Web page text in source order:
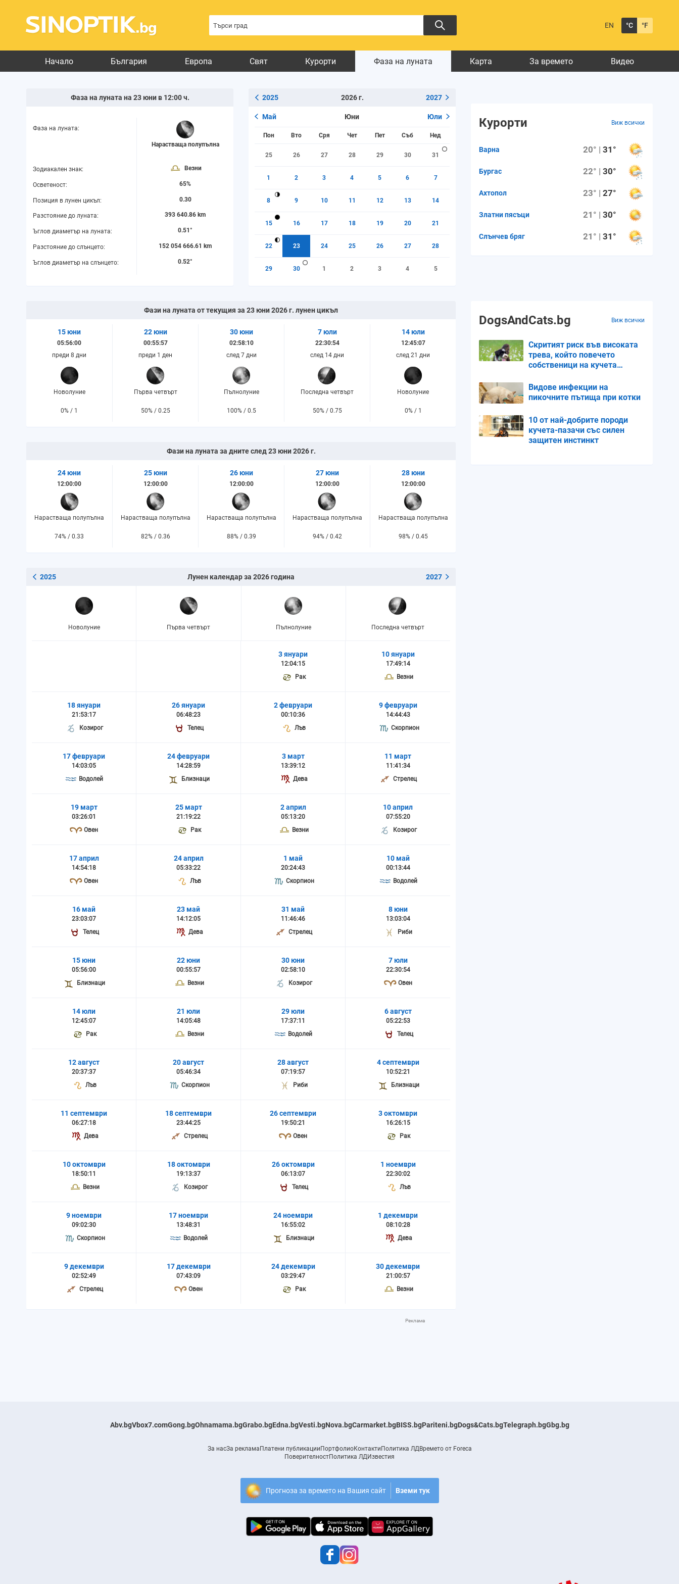
EN °C °F
Начало България Европа Свят Курорти Фаза на луната Карта За времето Видео
Фаза на луната на 23 юни в 12:00 ч.
Фаза на луната:
Зодиакален знак:
Осветеност:
Позиция в лунен цикъл:
Разстояние до луната:
Ъглов диаметър на луната:
Разстояние до слънцето:
Ъглов диаметър на слънцето:
Нарастваща полупълна
Везни
65%
0.30
393 640.86 km
0.51°
152 054 666.61 km
0.52°
2025 2026 г. 2027
Май Юни Юли
Пон Вто Сря Чет Пет Съб Нед
25 26 27 28 29 30 31
1 2 3 4 5 6 7
8 9 10 11 12 13 14
15 16 17 18 19 20 21
22 23 24 25 26 27 28
29 30 1 2 3 4 5
Фази на луната от текущия за 23 юни 2026 г. лунен цикъл
15 юни
05:56:00
преди 8 дни
Новолуние
0% / 1
22 юни
00:55:57
преди 1 ден
Първа четвърт
50% / 0.25
30 юни
02:58:10
след 7 дни
Пълнолуние
100% / 0.5
7 юли
22:30:54
след 14 дни
Последна четвърт
50% / 0.75
14 юли
12:45:07
след 21 дни
Новолуние
0% / 1
Фази на луната за дните след 23 юни 2026 г.
24 юни
12:00:00
Нарастваща полупълна
74% / 0.33
25 юни
12:00:00
Нарастваща полупълна
82% / 0.36
26 юни
12:00:00
Нарастваща полупълна
88% / 0.39
27 юни
12:00:00
Нарастваща полупълна
94% / 0.42
28 юни
12:00:00
Нарастваща полупълна
98% / 0.45
2025 Лунен календар за 2026 година 2027
Новолуние Първа четвърт Пълнолуние Последна четвърт
3 януари
12:04:15
Рак
10 януари
17:49:14
Везни
18 януари
21:53:17
Козирог
26 януари
06:48:23
Телец
2 февруари
00:10:36
Лъв
9 февруари
14:44:43
Скорпион
17 февруари
14:03:05
Водолей
24 февруари
14:28:59
Близнаци
3 март
13:39:12
Дева
11 март
11:41:34
Стрелец
19 март
03:26:01
Овен
25 март
21:19:22
Рак
2 април
05:13:20
Везни
10 април
07:55:20
Козирог
17 април
14:54:18
Овен
24 април
05:33:22
Лъв
1 май
20:24:43
Скорпион
10 май
00:13:44
Водолей
16 май
23:03:07
Телец
23 май
14:12:05
Дева
31 май
11:46:46
Стрелец
8 юни
13:03:04
Риби
15 юни
05:56:00
Близнаци
22 юни
00:55:57
Везни
30 юни
02:58:10
Козирог
7 юли
22:30:54
Овен
14 юли
12:45:07
Рак
21 юли
14:05:48
Везни
29 юли
17:37:11
Водолей
6 август
05:22:53
Телец
12 август
20:37:37
Лъв
20 август
05:46:34
Скорпион
28 август
07:19:57
Риби
4 септември
10:52:21
Близнаци
11 септември
06:27:18
Дева
18 септември
23:44:25
Стрелец
26 септември
19:50:21
Овен
3 октомври
16:26:15
Рак
10 октомври
18:50:11
Везни
18 октомври
19:13:37
Козирог
26 октомври
06:13:07
Телец
1 ноември
22:30:02
Лъв
9 ноември
09:02:30
Скорпион
17 ноември
13:48:31
Водолей
24 ноември
16:55:02
Близнаци
1 декември
08:10:28
Дева
9 декември
02:52:49
Стрелец
17 декември
07:43:09
Овен
24 декември
03:29:47
Рак
30 декември
21:00:57
Везни
Курорти Виж всички
Варна 20° |31°
Бургас 22° |30°
Ахтопол 23° |27°
Златни пясъци 21° |30°
Слънчев бряг 21° |31°
DogsAndCats.bg Виж всички
Скритият риск във високата
трева, който повечето
собственици на кучета
Видове инфекции на
пикочните пътища при котки
10 от най-добрите породи
кучета-пазачи със силен
защитен инстинкт
Abv.bgVbox7.comGong.bgOhnamama.bgGrabo.bgEdna.bgVesti.bgNova.bgCarmarket.bgBISS.bgPariteni.bgDogs&Cats.bgTelegraph.bgGbg.bg
За насЗа реклама Платени публикации ПортфолиоКонтакти Политика ЛДВремето от Foreca
ПоверителностПолитика ЛДИзвестия
Прогноза за времето на Вашия сайт Вземи тук